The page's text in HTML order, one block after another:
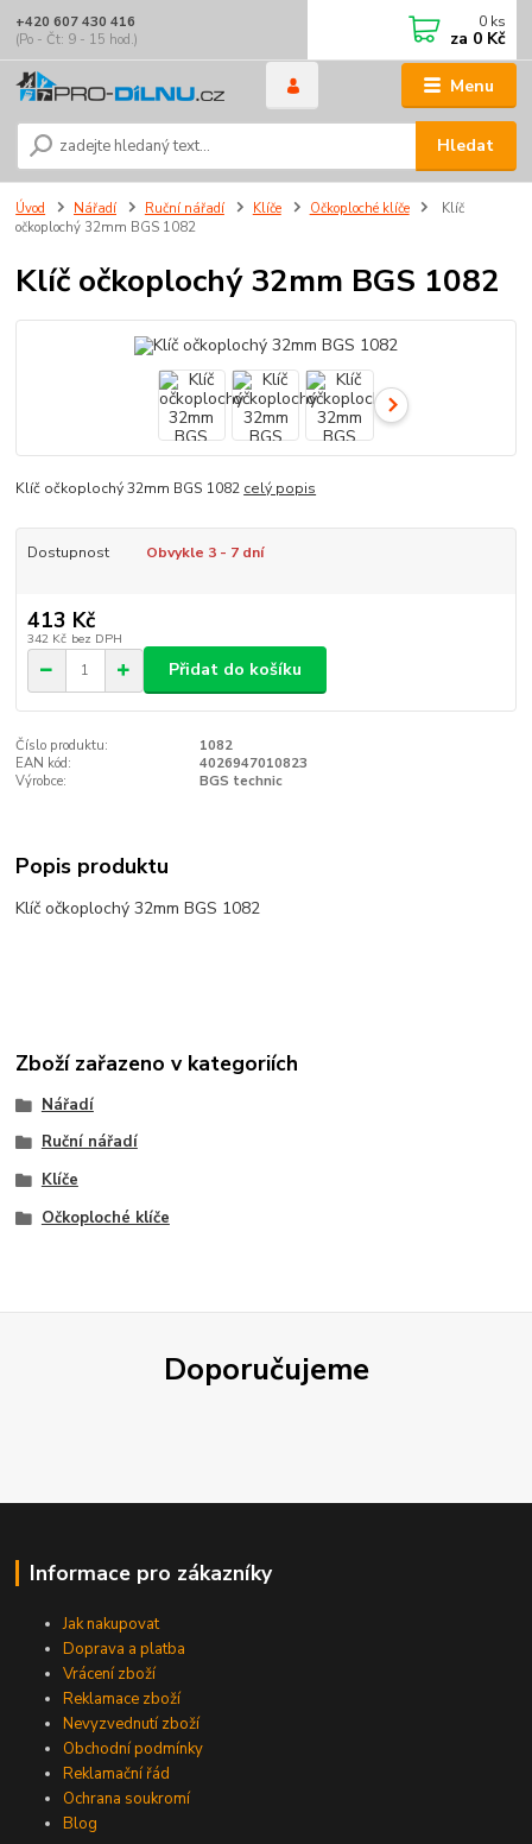
Menu
Hledat
+420 607 430 416
(Po - Čt: 9 - 15 hod.)
0 ks
za 0 Kč
Úvod Nářadí Ruční nářadí Klíče Očkoploché klíče
Klíč
očkoplochý 32mm BGS 1082
Klíč očkoplochý 32mm BGS 1082
Klíč očkoplochý 32mm BGS 1082 celý popis
Dostupnost Obvykle 3 - 7 dní
413 Kč
342 Kč bez DPH
Přidat do košíku
Číslo produktu:
1082
EAN kód:
4026947010823
Výrobce:
BGS technic
Popis produktu
Klíč očkoplochý 32mm BGS 1082
Zboží zařazeno v kategoriích
Nářadí
Ruční nářadí
Klíče
Očkoploché klíče
Doporučujeme
Informace pro zákazníky
Jak nakupovat
Doprava a platba
Vrácení zboží
Reklamace zboží
Nevyzvednutí zboží
Obchodní podmínky
Reklamační řád
Ochrana soukromí
Blog